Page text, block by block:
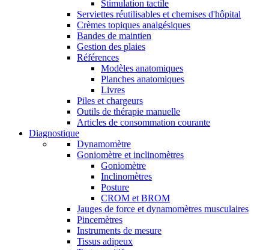
Stimulation tactile
Serviettes réutilisables et chemises d'hôpital
Crèmes topiques analgésiques
Bandes de maintien
Gestion des plaies
Références
Modèles anatomiques
Planches anatomiques
Livres
Piles et chargeurs
Outils de thérapie manuelle
Articles de consommation courante
Diagnostique
Dynamomètre
Goniomètre et inclinomètres
Goniomètre
Inclinomètres
Posture
CROM et BROM
Jauges de force et dynamomètres musculaires
Pincemètres
Instruments de mesure
Tissus adipeux